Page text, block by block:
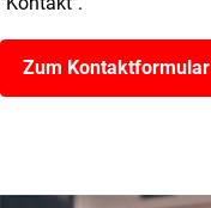
Zum Kontaktformular